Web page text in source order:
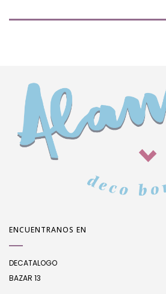
ENCUENTRANOS EN
DECATALOGO
BAZAR 13